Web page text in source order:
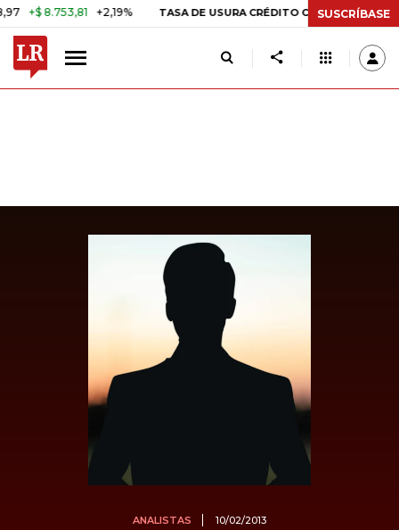
+2,19% TASA DE USURA CRÉDITO CONSUMO 29,66%
SUSCRÍBASE
ANALISTAS 10/02/2013